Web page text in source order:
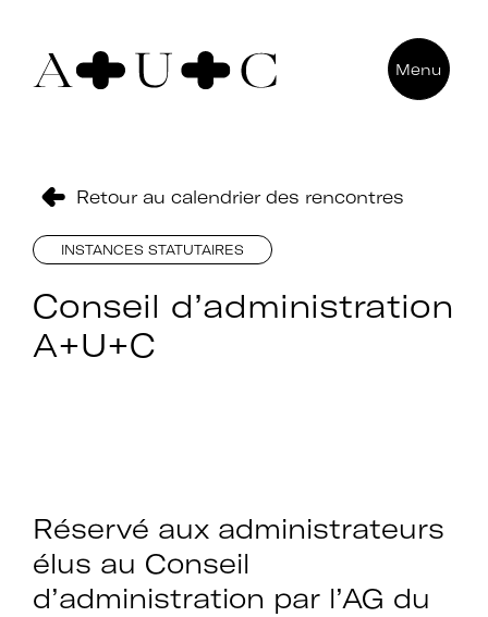
Pour nous contacter
92000 Nanterre
Menu
Retour au calendrier des rencontres
INSTANCES STATUTAIRES
Conseil d’administration
A+U+C
Réservé aux administrateurs
élus au Conseil
d’administration par l’AG du